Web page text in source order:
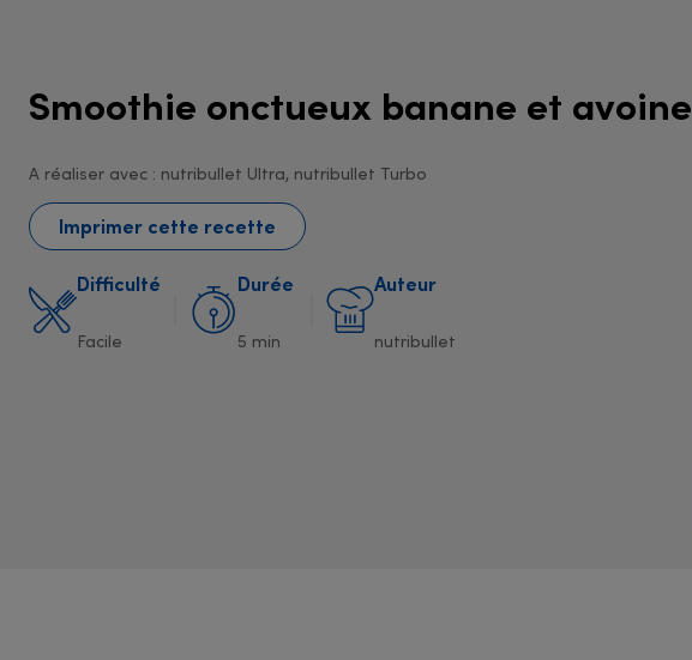
Smoothie onctueux banane et avoine
A réaliser avec : nutribullet Ultra, nutribullet Turbo
Imprimer cette recette
Difficulté
Facile
Durée
5 min
Auteur
nutribullet